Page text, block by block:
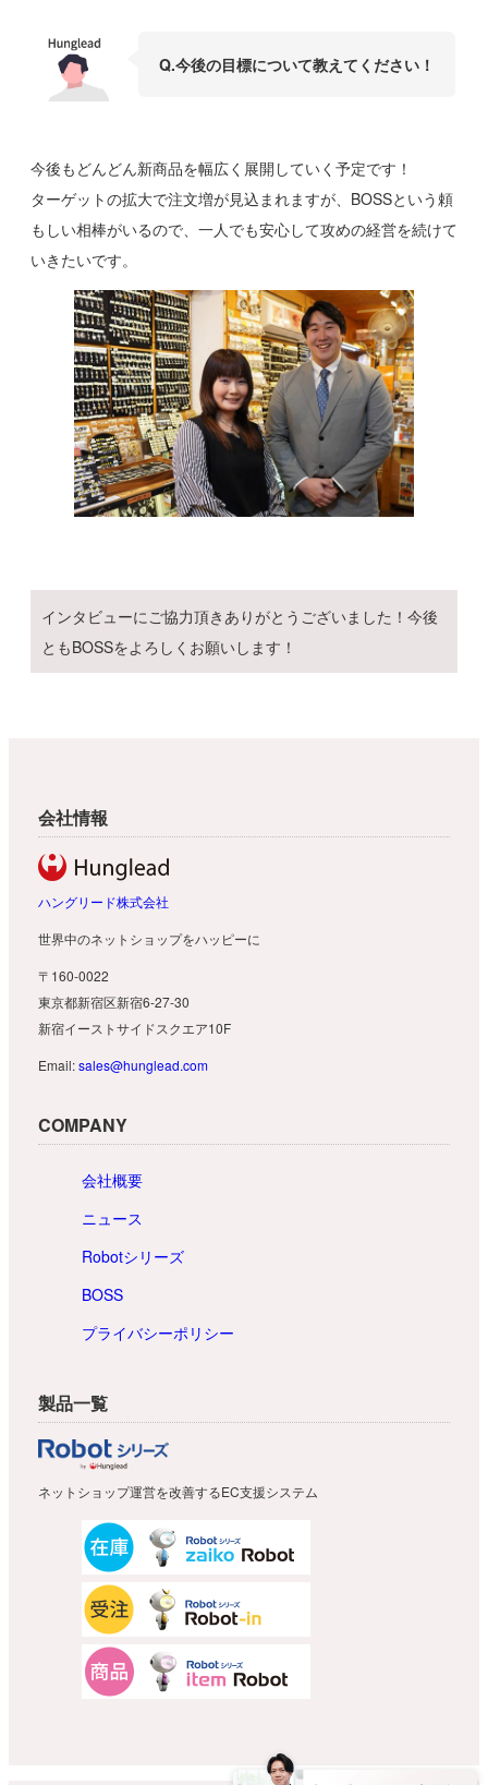
Q.今後の目標について教えてください！
今後もどんどん新商品を幅広く展開していく予定です！
ターゲットの拡大で注文増が見込まれますが、BOSSという頼
もしい相棒がいるので、一人でも安心して攻めの経営を続けて
いきたいです。
インタビューにご協力頂きありがとうございました！今後
ともBOSSをよろしくお願いします！
会社情報
ハングリード株式会社
世界中のネットショップをハッピーに
〒160-0022
東京都新宿区新宿6-27-30
新宿イーストサイドスクエア10F
Email:sales@hunglead.com
COMPANY
会社概要
ニュース
Robotシリーズ
BOSS
プライバシーポリシー
製品一覧
ネットショップ運営を改善するEC支援システム